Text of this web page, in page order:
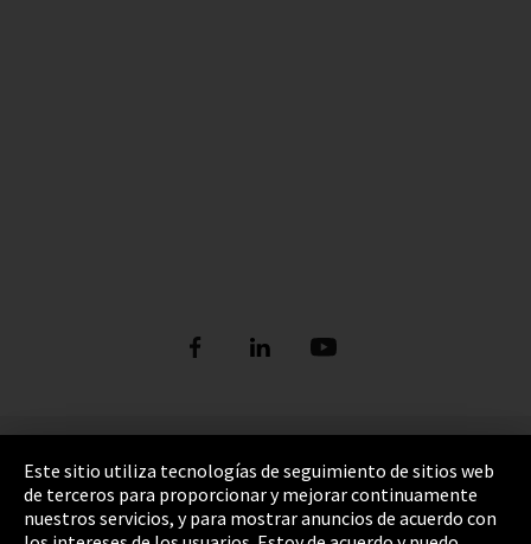
Pie de imprenta
Política de privacidad
Este sitio utiliza tecnologías de seguimiento de sitios web
de terceros para proporcionar y mejorar continuamente
nuestros servicios, y para mostrar anuncios de acuerdo con